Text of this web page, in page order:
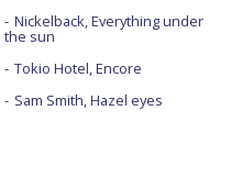
Nickelback, Everything under
the sun
Tokio Hotel, Encore
Sam Smith, Hazel eyes